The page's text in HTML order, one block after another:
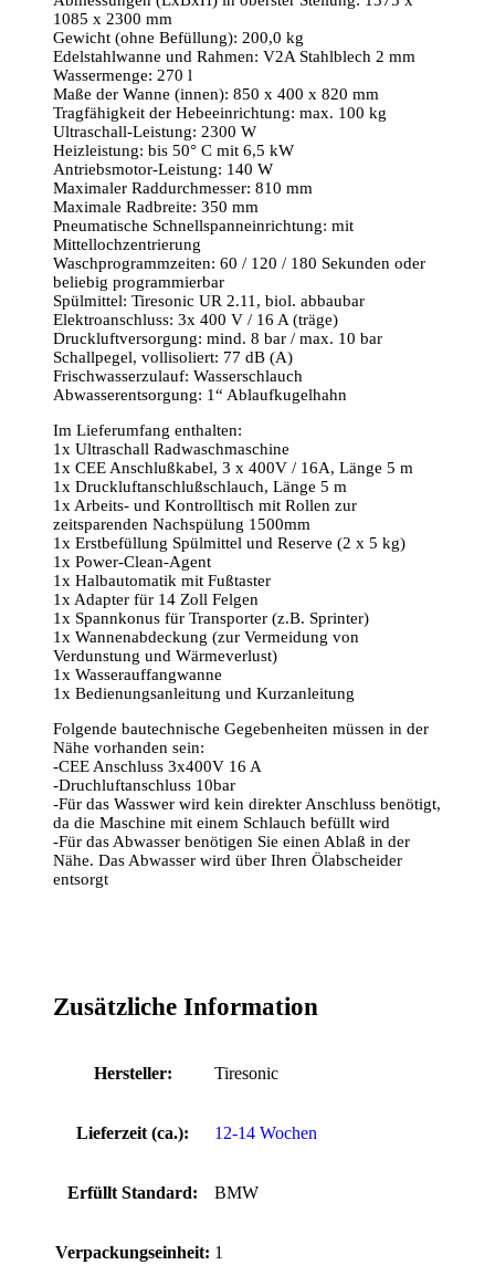
1085 x 2300 mm
Gewicht (ohne Befüllung): 200,0 kg
Edelstahlwanne und Rahmen: V2A Stahlblech 2 mm
Wassermenge: 270 l
Maße der Wanne (innen): 850 x 400 x 820 mm
Tragfähigkeit der Hebeeinrichtung: max. 100 kg
Ultraschall-Leistung: 2300 W
Heizleistung: bis 50° C mit 6,5 kW
Antriebsmotor-Leistung: 140 W
Maximaler Raddurchmesser: 810 mm
Maximale Radbreite: 350 mm
Pneumatische Schnellspanneinrichtung: mit
Mittellochzentrierung
Waschprogrammzeiten: 60 / 120 / 180 Sekunden oder
beliebig programmierbar
Spülmittel: Tiresonic UR 2.11, biol. abbaubar
Elektroanschluss: 3x 400 V / 16 A (träge)
Druckluftversorgung: mind. 8 bar / max. 10 bar
Schallpegel, vollisoliert: 77 dB (A)
Frischwasserzulauf: Wasserschlauch
Abwasserentsorgung: 1“ Ablaufkugelhahn
Im Lieferumfang enthalten:
1x Ultraschall Radwaschmaschine
1x CEE Anschlußkabel, 3 x 400V / 16A, Länge 5 m
1x Druckluftanschlußschlauch, Länge 5 m
1x Arbeits- und Kontrolltisch mit Rollen zur
zeitsparenden Nachspülung 1500mm
1x Erstbefüllung Spülmittel und Reserve (2 x 5 kg)
1x Power-Clean-Agent
1x Halbautomatik mit Fußtaster
1x Adapter für 14 Zoll Felgen
1x Spannkonus für Transporter (z.B. Sprinter)
1x Wannenabdeckung (zur Vermeidung von
Verdunstung und Wärmeverlust)
1x Wasserauffangwanne
1x Bedienungsanleitung und Kurzanleitung
Folgende bautechnische Gegebenheiten müssen in der
Nähe vorhanden sein:
-CEE Anschluss 3x400V 16 A
-Druchluftanschluss 10bar
-Für das Wasswer wird kein direkter Anschluss benötigt,
da die Maschine mit einem Schlauch befüllt wird
-Für das Abwasser benötigen Sie einen Ablaß in der
Nähe. Das Abwasser wird über Ihren Ölabscheider
entsorgt
Zusätzliche Information
Hersteller: Tiresonic
Lieferzeit (ca.): 12-14 Wochen
Erfüllt Standard: BMW
Verpackungseinheit: 1